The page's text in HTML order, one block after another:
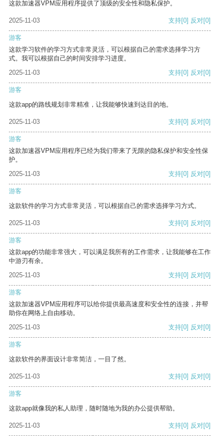
这款加速器VPM应用程序提供了顶级的安全性和隐私保护。
2025-11-03 支持[0] 反对[0]
游客
这款学习软件的学习方式非常灵活，可以根据自己的需求选择学习方
式。我可以根据自己的时间安排学习进度。
2025-11-03
支持[0] 反对[0]
游客
这款app的路线规划非常精准，让我能够快速到达目的地。
2025-11-03 支持[0] 反对[0]
游客
这款加速器VPM应用程序已经为我们带来了无限的隐私保护和安全性保
护。
2025-11-03
支持[0] 反对[0]
游客
这款软件的学习方式非常灵活，可以根据自己的需求选择学习方式。
2025-11-03 支持[0] 反对[0]
游客
这款app的功能非常强大，可以满足我所有的工作需求，让我能够在工作
中游刃有余。
2025-11-03
支持[0] 反对[0]
游客
这款加速器VPM应用程序可以给你提供最高速度和安全性的连接，并帮
助你在网络上自由移动。
2025-11-03
支持[0] 反对[0]
游客
这款软件的界面设计非常简洁，一目了然。
2025-11-03 支持[0] 反对[0]
游客
这款app就像我的私人助理，随时随地为我的办公提供帮助。
2025-11-03 支持[0] 反对[0]